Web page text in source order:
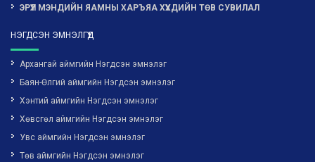
ЭРҮҮЛ МЭНДИЙН ЯАМНЫ ХАРЪЯА ХҮҮХДИЙН ТӨВ СУВИЛАЛ
НЭГДСЭН ЭМНЭЛГҮҮД
Архангай аймгийн Нэгдсэн эмнэлэг
Баян-Өлгий аймгийн Нэгдсэн эмнэлэг
Хэнтий аймгийн Нэгдсэн эмнэлэг
Хөвсгөл аймгийн Нэгдсэн эмнэлэг
Увс аймгийн Нэгдсэн эмнэлэг
Төв аймгийн Нэгдсэн эмнэлэг